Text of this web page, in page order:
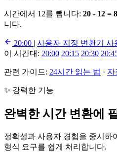
시간에서 12를 뺍니다: 20 - 12 = 8
니다.
20:00 | 사용자 지정 변환기 사
이 시간대: 20:00 20:15 20:30
관련 가이드: 24시간 읽는 법 · 자
✨ 강력한 기능
완벽한 시간 변환에
정확성과 사용자 경험을 중시하
형식 요구를 쉽게 처리합니다.